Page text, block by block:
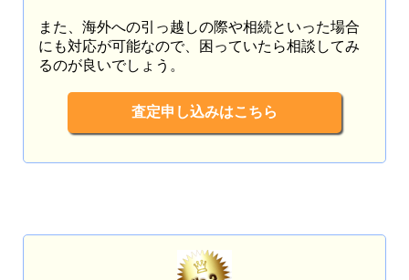
また、海外への引っ越しの際や相続といった場合
にも対応が可能なので、困っていたら相談してみ
るのが良いでしょう。
査定申し込みはこちら